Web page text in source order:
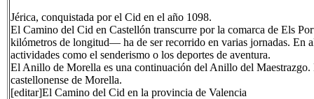
Jérica, conquistada por el Cid en el año 1098.
El Camino del Cid en Castellón transcurre por la comarca de Els
kilómetros de longitud— ha de ser recorrido en varias jornadas. En
actividades como el senderismo o los deportes de aventura.
El Anillo de Morella es una continuación del Anillo del
castellonense de Morella.
[editar]El Camino del Cid en la provincia de Valencia